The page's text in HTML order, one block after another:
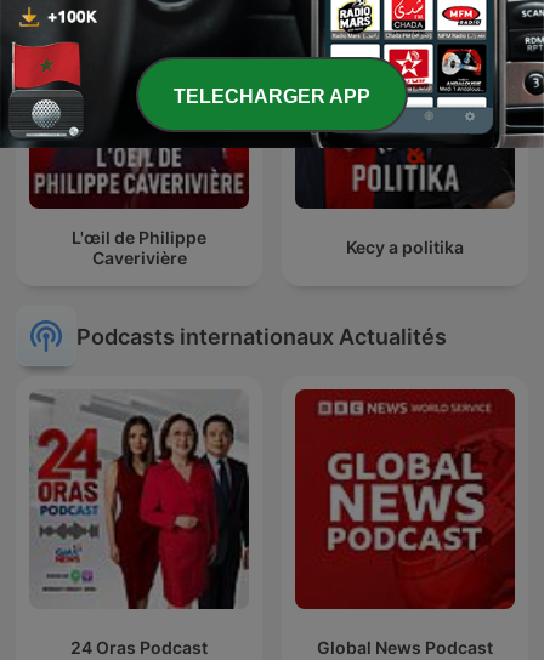
L'œil de Philippe
Caverivière
Kecy a politika
Podcasts internationaux Actualités
24 Oras Podcast Global News Podcast
TELECHARGER APP